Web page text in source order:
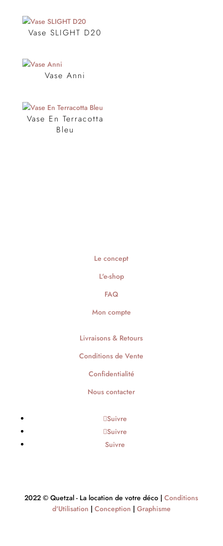
Vase SLIGHT D20
Vase Anni
Vase En Terracotta
Bleu
Le concept
L'e-shop
FAQ
Mon compte
Livraisons & Retours
Conditions de Vente
Confidentialité
Nous contacter
Suivre
Suivre
Suivre
2022 © Quetzal - La location de votre déco |Conditions
d'Utilisation | Conception | Graphisme